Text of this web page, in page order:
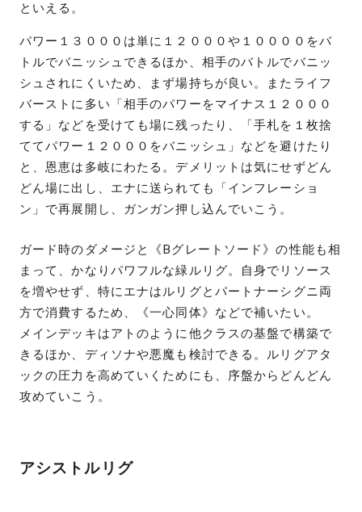
といえる。
パワー１３０００は単に１２０００や１００００をバ
トルでバニッシュできるほか、相手のバトルでバニッ
シュされにくいため、まず場持ちが良い。またライフ
バーストに多い「相手のパワーをマイナス１２０００
する」などを受けても場に残ったり、「手札を１枚捨
ててパワー１２０００をバニッシュ」などを避けたり
と、恩恵は多岐にわたる。デメリットは気にせずどん
どん場に出し、エナに送られても「インフレーショ
ン」で再展開し、ガンガン押し込んでいこう。
ガード時のダメージと《Bグレートソード》の性能も相
まって、かなりパワフルな緑ルリグ。自身でリソース
を増やせず、特にエナはルリグとパートナーシグニ両
方で消費するため、《一心同体》などで補いたい。
メインデッキはアトのように他クラスの基盤で構築で
きるほか、ディソナや悪魔も検討できる。ルリグアタ
ックの圧力を高めていくためにも、序盤からどんどん
攻めていこう。
アシストルリグ